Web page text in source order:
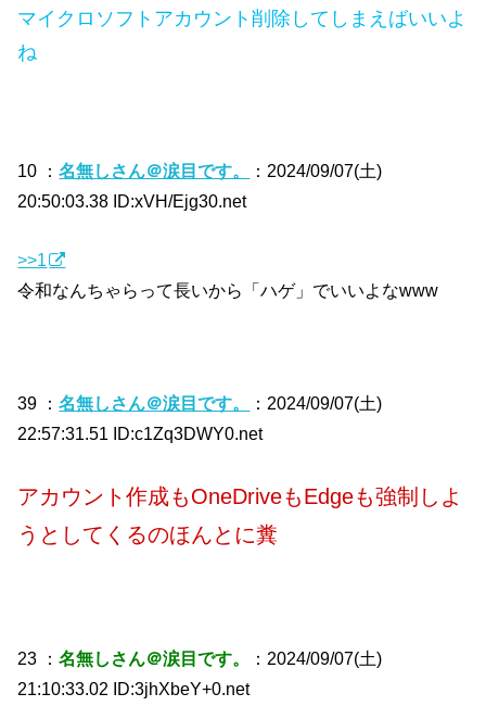
マイクロソフトアカウント削除してしまえばいいよ
ね
10 ：名無しさん＠涙目です。
：2024/09/07(土)
20:50:03.38 ID:xVH/Ejg30.net
>>1
令和なんちゃらって長いから「ハゲ」でいいよなwww
39 ：名無しさん＠涙目です。
：2024/09/07(土)
22:57:31.51 ID:c1Zq3DWY0.net
アカウント作成もOneDriveもEdgeも強制しよ
うとしてくるのほんとに糞
23 ：名無しさん＠涙目です。
：2024/09/07(土)
21:10:33.02 ID:3jhXbeY+0.net